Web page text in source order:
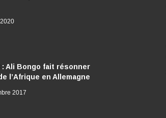
: Ali Bongo fait résonner
l’Afrique en Allemagne
2017